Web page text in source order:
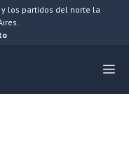
y los partidos del norte la